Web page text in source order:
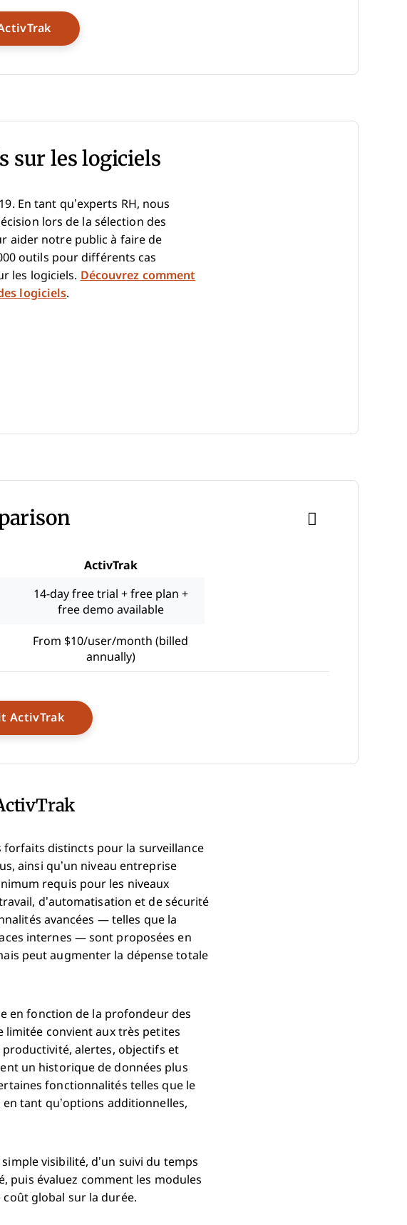
Opens New Window
sur les logiciels
En tant qu’experts RH, nous
lors de la sélection des
aider notre public à faire de
outils pour différents cas
les logiciels. Découvrez comment
logiciels.
ActivTrak
14-day free trial + free plan +
free demo available
From $10/user/month (billed
annually)
ActivTrakOpens New Window
forfaits distincts pour la surveillance
ainsi qu’un niveau entreprise
requis pour les niveaux
d’automatisation et de sécurité
avancées — telles que la
internes — sont proposées en
peut augmenter la dépense totale
en fonction de la profondeur des
convient aux très petites
productivité, alertes, objectifs et
un historique de données plus
fonctionnalités telles que le
tant qu’options additionnelles,
visibilité, d’un suivi du temps
puis évaluez comment les modules
global sur la durée.